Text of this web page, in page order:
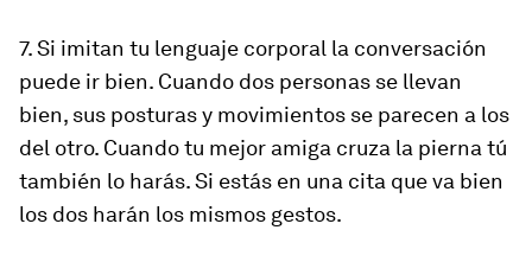
7. Si imitan tu lenguaje corporal la conversación
puede ir bien. Cuando dos personas se llevan
bien, sus posturas y movimientos se parecen a los
del otro. Cuando tu mejor amiga cruza la pierna tú
también lo harás. Si estás en una cita que va bien
los dos harán los mismos gestos.